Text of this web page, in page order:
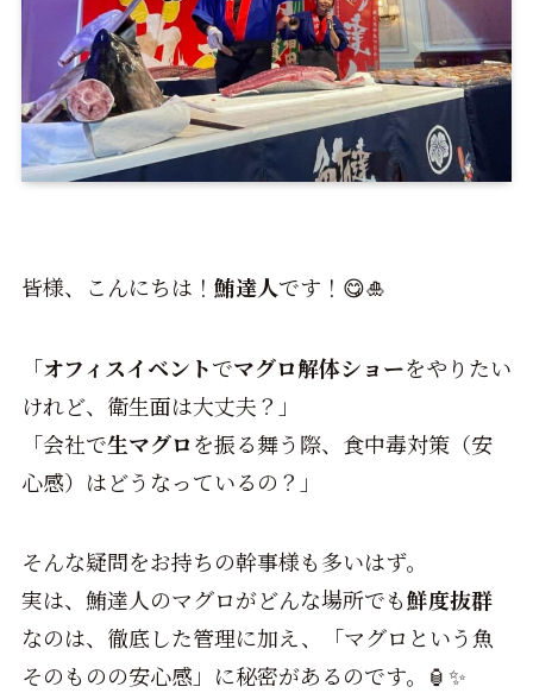
皆様、こんにちは！ 鮪達人です！😋🎍
「オフィスイベントでマグロ解体ショーをやりたい
けれど、衛生面は大丈夫？」
「会社で生マグロを振る舞う際、食中毒対策（安
心感）はどうなっているの？」
そんな疑問をお持ちの幹事様も多いはず。
実は、鮪達人のマグロがどんな場所でも鮮度抜群
なのは、徹底した管理に加え、「マグロという魚
そのものの安心感」に秘密があるのです。🏮✨